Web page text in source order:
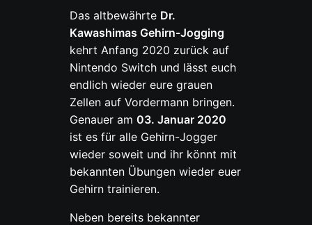
Das altbewährte Dr.
Kawashimas Gehirn-Jogging
kehrt Anfang 2020 zurück auf
Nintendo Switch und lässt euch
endlich wieder eure grauen
Zellen auf Vordermann bringen.
Genauer am03. Januar 2020
ist es für alle Gehirn-Jogger
wieder soweit und ihr könnt mit
bekannten Übungen wieder euer
Gehirn trainieren.
Neben bereits bekannter